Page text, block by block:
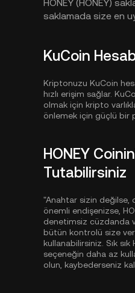
HONEY (HONEY)
saklamada size en
KuCoin
Kriptonuzu KuCoin
hızlı erişim sağlar.
olmak için kripto
önlemek için güçlü bir
HONEY
Tutabilirsiniz
"Anahtar sizin değilse,
önemli endişenizse,
denetimsiz cüzdanda
bütün kontrolü size
kullanabilirsiniz. Sık
seçeneğin daha az
olun, kaybederseniz